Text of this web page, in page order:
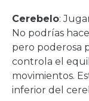
Cerebelo:
No podrías
pero poderosa
controla el
movimientos.
inferior del